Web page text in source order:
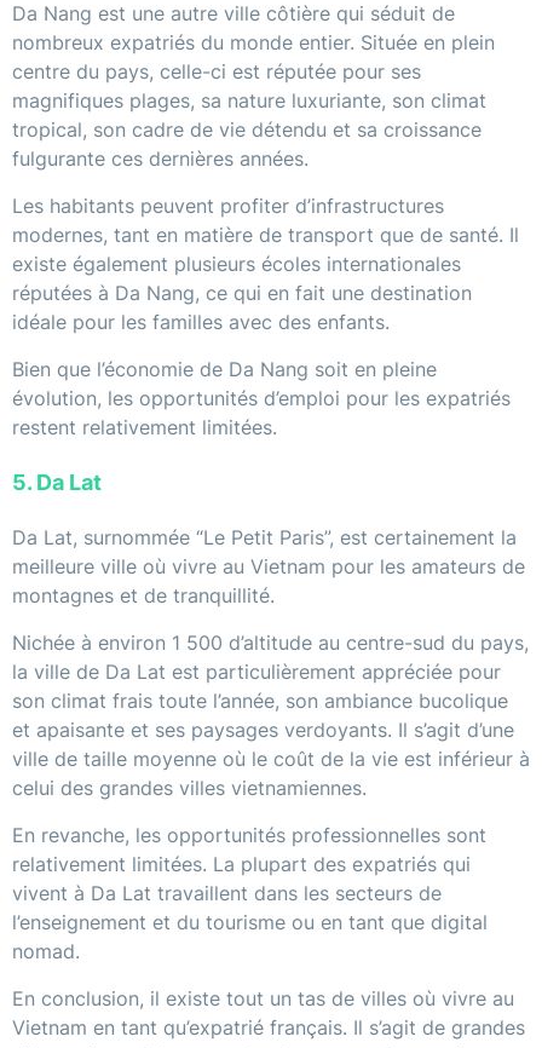
Da Nang est une autre ville côtière qui séduit de
nombreux expatriés du monde entier. Située en plein
centre du pays, celle-ci est réputée pour ses
magnifiques plages, sa nature luxuriante, son climat
tropical, son cadre de vie détendu et sa croissance
fulgurante ces dernières années.
Les habitants peuvent profiter d’infrastructures
modernes, tant en matière de transport que de santé. Il
existe également plusieurs écoles internationales
réputées à Da Nang, ce qui en fait une destination
idéale pour les familles avec des enfants.
Bien que l’économie de Da Nang soit en pleine
évolution, les opportunités d’emploi pour les expatriés
restent relativement limitées.
5. Da Lat
Da Lat, surnommée “Le Petit Paris”, est certainement la
meilleure ville où vivre au Vietnam pour les amateurs de
montagnes et de tranquillité.
Nichée à environ 1 500 d’altitude au centre-sud du pays,
la ville de Da Lat est particulièrement appréciée pour
son climat frais toute l’année, son ambiance bucolique
et apaisante et ses paysages verdoyants. Il s’agit d’une
ville de taille moyenne où le coût de la vie est inférieur à
celui des grandes villes vietnamiennes.
En revanche, les opportunités professionnelles sont
relativement limitées. La plupart des expatriés qui
vivent à Da Lat travaillent dans les secteurs de
l’enseignement et du tourisme ou en tant que digital
nomad.
En conclusion, il existe tout un tas de villes où vivre au
Vietnam en tant qu’expatrié français. Il s’agit de grandes